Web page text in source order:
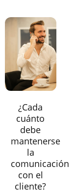
¿Cada
cuánto
debe
mantenerse
la
comunicación
con el
cliente?